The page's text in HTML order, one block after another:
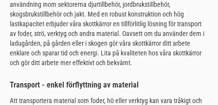
användning inom sektorerna djurtillbehör, jordbrukstillbehör,
skogsbrukstillbehör och jakt. Med en robust konstruktion och hög
lastkapacitet erbjuder våra skottkärror en tillförlitlig lösning för transport
av foder, strö, verktyg och andra material. Oavsett om du använder dem i
ladugården, på gården eller i skogen gör våra skottkärror ditt arbete
enklare och sparar tid och energi. Lita på kvaliteten hos våra skottkärror
och gör ditt arbete mer effektivt och bekvämt.
Transport - enkel förflyttning av material
Att transportera material som foder, hö eller verktyg kan vara tråkigt och